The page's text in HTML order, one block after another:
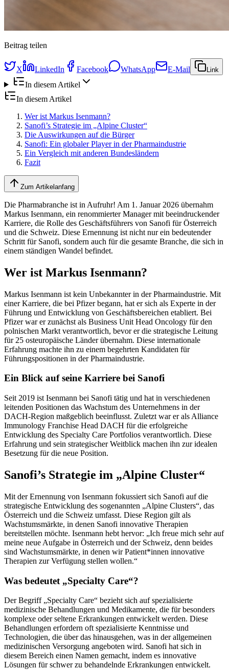
Beitrag teilen
X LinkedIn Facebook WhatsApp E-Mail Link
In diesem Artikel
In diesem Artikel
Wer ist Markus Isenmann?
Sanofi’s Strategie im „Alpine Cluster“
Die Auswirkungen auf die Bürger
Sanofi: Ein globaler Player in der Pharmaindustrie
Ein Vergleich mit anderen Bundesländern
Fazit
Zum Artikelanfang
Die Pharmabranche ist in Aufruhr! Am 1. Januar 2026 übernahm
Markus Isenmann, ein renommierter Manager mit beeindruckender
Karriere, die Rolle des Geschäftsführers von Sanofi für Österreich
und die Schweiz. Diese Ernennung ist nicht nur ein bedeutender
Schritt für Sanofi, sondern auch für die gesamte Branche, die sich in
einem ständigen Wandel befindet.
Wer ist Markus Isenmann?
Markus Isenmann ist kein Unbekannter in der Pharmaindustrie. Mit
einer Karriere, die bei Pfizer begann, hat er sich als Experte in der
Führung und Entwicklung von Geschäftsbereichen etabliert. Bei
Pfizer war er zunächst als Business Unit Head Oncology für den
polnischen Markt verantwortlich, bevor er die strategische Leitung
für 25 osteuropäische Länder übernahm. Diese internationale
Erfahrung machte ihn zu einem begehrten Kandidaten für
Führungspositionen in der Pharmaindustrie.
Ein Blick auf seine Karriere bei Sanofi
Seit 2019 ist Isenmann bei Sanofi tätig und hat in verschiedenen
leitenden Positionen das Wachstum des Unternehmens in der
DACH-Region maßgeblich beeinflusst. Zuletzt war er als Alliance
Immunology Franchise Head DACH für die erfolgreiche
Entwicklung des Specialty Care Portfolios verantwortlich. Diese
Erfahrung und sein strategischer Weitblick machen ihn zur idealen
Besetzung für die neue Position.
Sanofi’s Strategie im „Alpine Cluster“
Mit der Ernennung von Isenmann fokussiert sich Sanofi auf die
strategische Entwicklung des sogenannten „Alpine Clusters“, das
Österreich und die Schweiz umfasst. Diese Region gilt als
Wachstumsmärkte, in denen Sanofi innovative Therapien
bereitstellen möchte. Isenmann hebt hervor: „Ich freue mich sehr auf
meine neue Aufgabe in Österreich und der Schweiz, denn beides
sind Wachstumsmärkte, in denen wir Patient*innen innovative
Therapien zur Verfügung stellen wollen.“
Was bedeutet „Specialty Care“?
Der Begriff „Specialty Care“ bezieht sich auf spezialisierte
medizinische Behandlungen und Medikamente, die für besonders
komplexe oder seltene Erkrankungen entwickelt werden. Diese
Behandlungen erfordern oft spezialisierte Kenntnisse und
Technologien, die über das hinausgehen, was in der allgemeinen
medizinischen Versorgung angeboten wird. Sanofi hat sich in
diesem Bereich einen Namen gemacht, indem es innovative
Lösungen für schwer zu behandelnde Erkrankungen entwickelt.